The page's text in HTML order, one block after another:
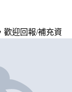
歡迎回報/補充資